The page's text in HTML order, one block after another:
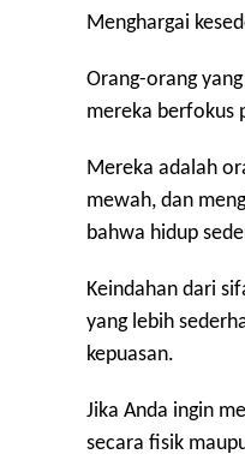
Menghargai
Orang-orang
mereka berfokus
Mereka adalah
mewah, dan
bahwa hidup
Keindahan dari
yang lebih
kepuasan.
Jika Anda ingin
secara fisik